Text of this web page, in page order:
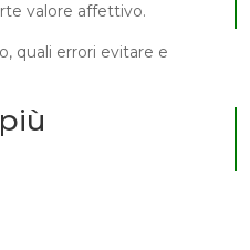
valore affettivo.
quali errori evitare e